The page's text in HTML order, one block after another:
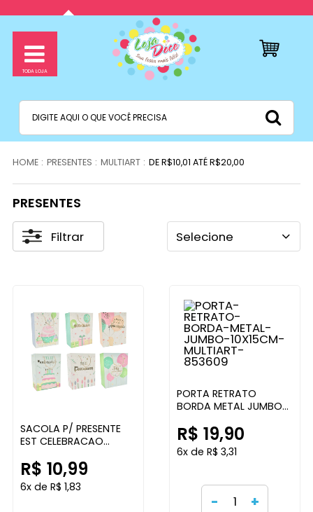
PRESENTES MULTIART DE R$10,01 ATÉ R$20,00
PRESENTES
Filtrar Selecione
SACOLA P/ PRESENTE
EST CELEBRACAO
MULTIART
R$ 10,99
6x de R$ 1,83
PORTA RETRATO
BORDA METAL JUMBO
R$ 19,90
6x de R$ 3,31
- +